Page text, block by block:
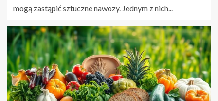
mogą zastąpić sztuczne nawozy. Jednym z nich...